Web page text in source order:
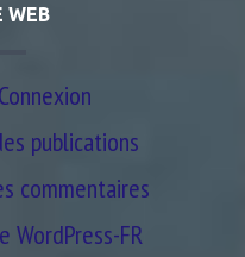
WEB
Connexion
publications
commentaires
WordPress-FR